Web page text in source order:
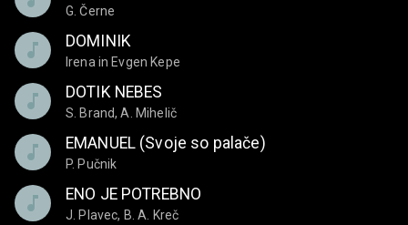
G. Černe
DOMINIK
Irena in Evgen Kepe
DOTIK NEBES
S. Brand, A. Mihelič
EMANUEL (Svoje so palače)
P. Pučnik
ENO JE POTREBNO
J. Plavec, B. A. Kreč
Izberi pesem
Klikni na pesem v seznamu na levi.